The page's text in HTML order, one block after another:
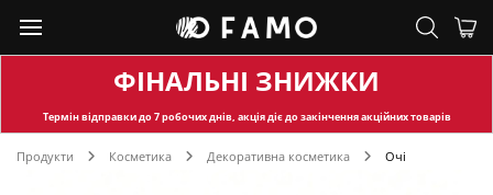
ФІНАЛЬНІ ЗНИЖКИ
Термін відправкидо 7 робочих днів, акція діє до закінчення акційних товарів
Продукти Косметика Декоративна косметика Очі